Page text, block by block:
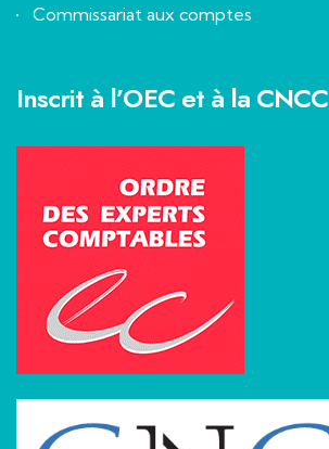
Commissariat aux comptes
Inscrit à l’OEC et à la CNCC